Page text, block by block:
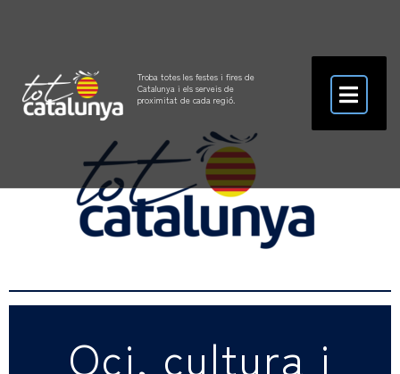
Troba totes les festes i fires de
Catalunya i els serveis de
proximitat de cada regió.
Oci, cultura i